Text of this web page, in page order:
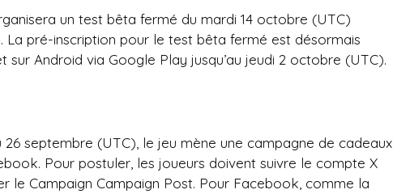
un test bêta fermé du mardi 14 octobre (UTC)
La pré-inscription pour le test bêta fermé est désormais
sur Android via Google Play jusqu’au jeudi 2 octobre (UTC).
26 septembre (UTC), le jeu mène une campagne de cadeaux
Pour postuler, les joueurs doivent suivre le compte X
le Campaign Campaign Post. Pour Facebook, comme la